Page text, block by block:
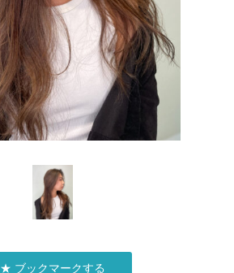
★ ブックマークする